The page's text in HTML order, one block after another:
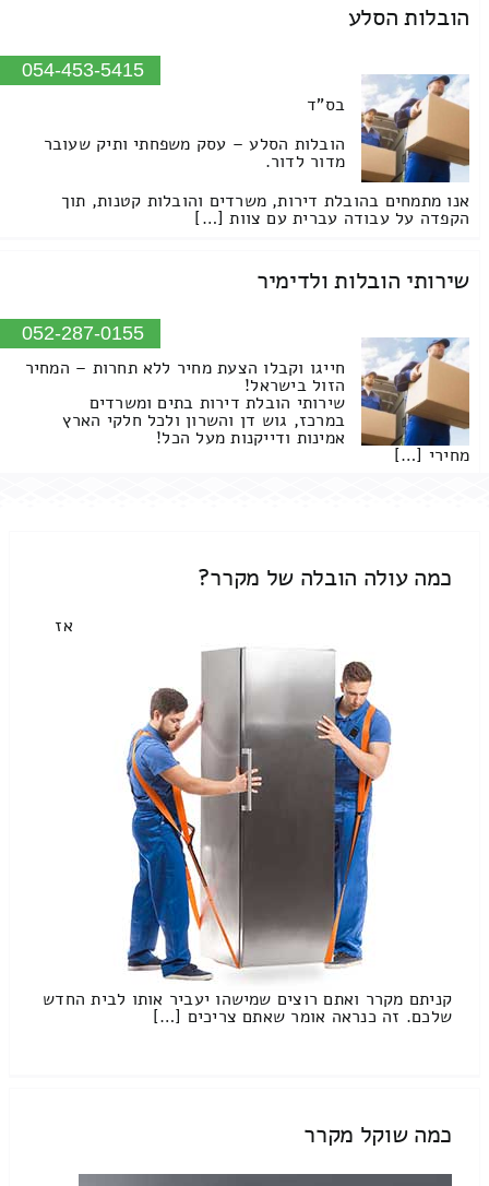
הובלות הסלע
054-453-5415
בס"ד
הובלות הסלע – עסק משפחתי ותיק שעובר
מדור לדור.
אנו מתמחים בהובלת דירות, משרדים והובלות קטנות, תוך
הקפדה על עבודה עברית עם צוות […]
שירותי הובלות ולדימיר
052-287-0155
חייגו וקבלו הצעת מחיר ללא תחרות – המחיר
הזול בישראל!
שירותי הובלת דירות בתים ומשרדים
במרכז, גוש דן והשרון ולכל חלקי הארץ
אמינות ודייקנות מעל הכל!
מחירי […]
כמה עולה הובלה של מקרר?
אז
קניתם מקרר ואתם רוצים שמישהו יעביר אותו לבית החדש
שלכם. זה כנראה אומר שאתם צריכים […]
כמה שוקל מקרר